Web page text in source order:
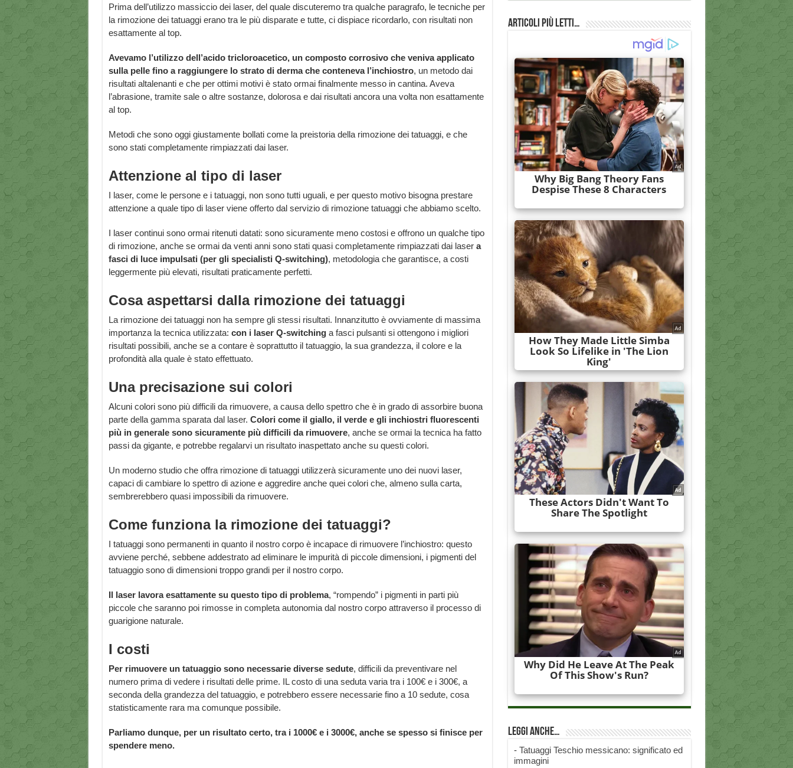
Prima dell’utilizzo massiccio dei laser, del quale discuteremo tra qualche paragrafo, le tecniche per
la rimozione dei tatuaggi erano tra le più disparate e tutte, ci dispiace ricordarlo, con risultati non
esattamente al top.
Avevamo l’utilizzo dell’acido tricloroacetico, un composto corrosivo che veniva applicato
sulla pelle fino a raggiungere lo strato di derma che conteneva l’inchiostro, un metodo dai
risultati altalenanti e che per ottimi motivi è stato ormai finalmente messo in cantina. Aveva
l’abrasione, tramite sale o altre sostanze, dolorosa e dai risultati ancora una volta non esattamente
al top.
Metodi che sono oggi giustamente bollati come la preistoria della rimozione dei tatuaggi, e che
sono stati completamente rimpiazzati dai laser.
Attenzione al tipo di laser
I laser, come le persone e i tatuaggi, non sono tutti uguali, e per questo motivo bisogna prestare
attenzione a quale tipo di laser viene offerto dal servizio di rimozione tatuaggi che abbiamo scelto.
I laser continui sono ormai ritenuti datati: sono sicuramente meno costosi e offrono un qualche tipo
di rimozione, anche se ormai da venti anni sono stati quasi completamente rimpiazzati dai lasera
fasci di luce impulsati (per gli specialisti Q-switching), metodologia che garantisce, a costi
leggermente più elevati, risultati praticamente perfetti.
Cosa aspettarsi dalla rimozione dei tatuaggi
La rimozione dei tatuaggi non ha sempre gli stessi risultati. Innanzitutto è ovviamente di massima
importanza la tecnica utilizzata: con i laser Q-switchinga fasci pulsanti si ottengono i migliori
risultati possibili, anche se a contare è soprattutto il tatuaggio, la sua grandezza, il colore e la
profondità alla quale è stato effettuato.
Una precisazione sui colori
Alcuni colori sono più difficili da rimuovere, a causa dello spettro che è in grado di assorbire buona
parte della gamma sparata dal laser. Colori come il giallo, il verde e gli inchiostri fluorescenti
più in generale sono sicuramente più difficili da rimuovere, anche se ormai la tecnica ha fatto
passi da gigante, e potrebbe regalarvi un risultato inaspettato anche su questi colori.
Un moderno studio che offra rimozione di tatuaggi utilizzerà sicuramente uno dei nuovi laser,
capaci di cambiare lo spettro di azione e aggredire anche quei colori che, almeno sulla carta,
sembrerebbero quasi impossibili da rimuovere.
Come funziona la rimozione dei tatuaggi?
I tatuaggi sono permanenti in quanto il nostro corpo è incapace di rimuovere l’inchiostro: questo
avviene perché, sebbene addestrato ad eliminare le impurità di piccole dimensioni, i pigmenti del
tatuaggio sono di dimensioni troppo grandi per il nostro corpo.
Il laser lavora esattamente su questo tipo di problema, “rompendo” i pigmenti in parti più
piccole che saranno poi rimosse in completa autonomia dal nostro corpo attraverso il processo di
guarigione naturale.
I costi
Per rimuovere un tatuaggio sono necessarie diverse sedute, difficili da preventivare nel
numero prima di vedere i risultati delle prime. IL costo di una seduta varia tra i 100€ e i 300€, a
seconda della grandezza del tatuaggio, e potrebbero essere necessarie fino a 10 sedute, cosa
statisticamente rara ma comunque possibile.
Parliamo dunque, per un risultato certo, tra i 1000€ e i 3000€, anche se spesso si finisce per
spendere meno.
Articoli più Letti…
Leggi anche…
- Tatuaggi Teschio messicano: significato ed
immagini